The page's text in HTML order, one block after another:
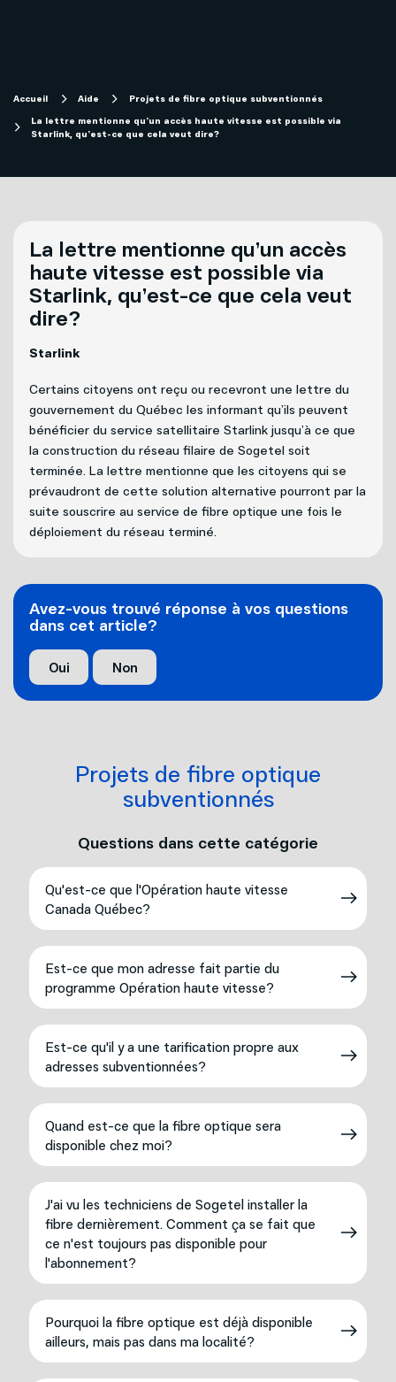
Télévision
Téléphonie
Projets de fibre optique subventionnés
Migration technologique - Service télévisuel
Compte et facturation
Soutien technique
Internet
Téléphonie
Mobilité
Affaires
Nouvelles adresses
Projets cellulaires
Politique de bénévolat
Nous joindre
Accueil Aide
Projets de fibre optique subventionnés
La lettre mentionne qu’un accès haute vitesse est possible via
Starlink, qu’est-ce que cela veut dire?
La lettre mentionne qu’un accès
haute vitesse est possible via
Starlink, qu’est-ce que cela veut
dire?
Starlink
Certains citoyens ont reçu ou recevront une lettre du
gouvernement du Québec les informant qu’ils peuvent
bénéficier du service satellitaire Starlink jusqu’à ce que
la construction du réseau filaire de Sogetel soit
terminée. La lettre mentionne que les citoyens qui se
prévaudront de cette solution alternative pourront par la
suite souscrire au service de fibre optique une fois le
déploiement du réseau terminé.
Avez-vous trouvé réponse à vos questions
dans cet article?
Oui Non
Projets de fibre optique
subventionnés
Questions dans cette catégorie
Qu'est-ce que l'Opération haute vitesse
Canada Québec?
Est-ce que mon adresse fait partie du
programme Opération haute vitesse?
Est-ce qu'il y a une tarification propre aux
adresses subventionnées?
Quand est-ce que la fibre optique sera
disponible chez moi?
J'ai vu les techniciens de Sogetel installer la
fibre dernièrement. Comment ça se fait que
ce n'est toujours pas disponible pour
l'abonnement?
Pourquoi la fibre optique est déjà disponible
ailleurs, mais pas dans ma localité?